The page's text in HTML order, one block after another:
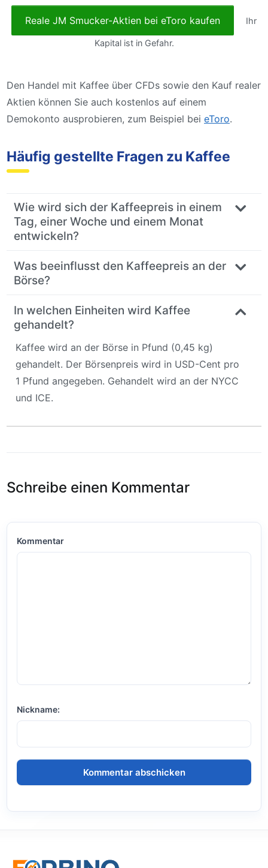
Reale JM Smucker-Aktien bei eToro kaufen Ihr
Kapital ist in Gefahr.
Den Handel mit Kaffee über CFDs sowie den Kauf realer
Aktien können Sie auch kostenlos auf einem
Demokonto ausprobieren, zum Beispiel bei eToro.
Häufig gestellte Fragen zu Kaffee
Wie wird sich der Kaffeepreis in einem
Tag, einer Woche und einem Monat
entwickeln?
Was beeinflusst den Kaffeepreis an der
Börse?
In welchen Einheiten wird Kaffee
gehandelt?
Kaffee wird an der Börse in Pfund (0,45 kg)
gehandelt. Der Börsenpreis wird in USD-Cent pro
1 Pfund angegeben. Gehandelt wird an der NYCC
und ICE.
Schreibe einen Kommentar
Kommentar
Nickname: